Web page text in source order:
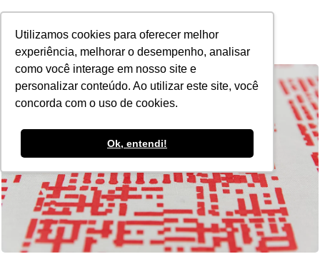
Utilizamos cookies para oferecer melhor
experiência, melhorar o desempenho, analisar
como você interage em nosso site e
personalizar conteúdo. Ao utilizar este site, você
concorda com o uso de cookies.
Ok, entendi!
POR